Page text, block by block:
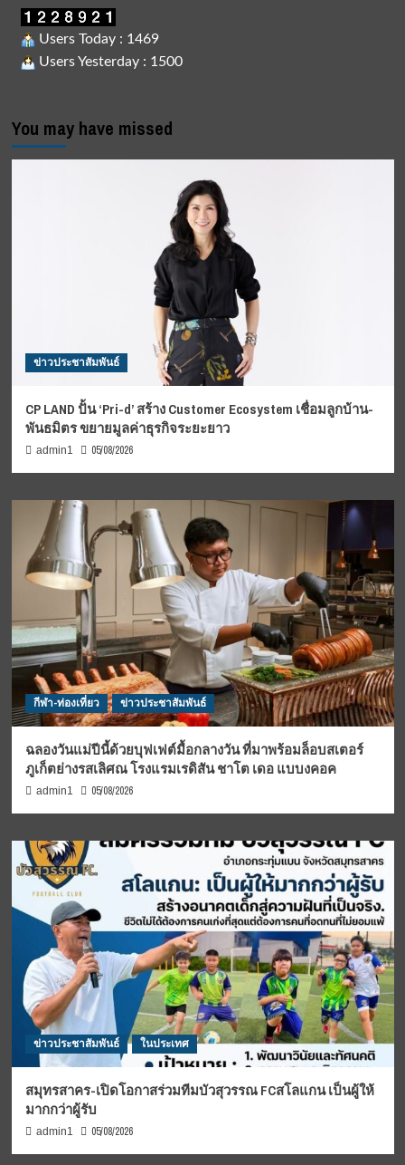
Users Today : 1469
Users Yesterday : 1500
You may have missed
ข่าวประชาสัมพันธ์
CP LAND ปั้น ‘Pri-d’ สร้าง Customer Ecosystem เชื่อมลูกบ้าน-
พันธมิตร ขยายมูลค่าธุรกิจระยะยาว
admin1 05/08/2026
กีฬา-ท่องเที่ยว ข่าวประชาสัมพันธ์
ฉลองวันแม่ปีนี้ด้วยบุฟเฟต์มื้อกลางวัน ที่มาพร้อมล็อบสเตอร์
ภูเก็ตย่างรสเลิศณ โรงแรมเรดิสัน ชาโต เดอ แบบงคอค
admin1 05/08/2026
ข่าวประชาสัมพันธ์ ในประเทศ
สมุทรสาคร-เปิดโอกาสร่วมทีมบัวสุวรรณ FCสโลแกน เป็นผู้ให้
มากกว่าผู้รับ
admin1 05/08/2026